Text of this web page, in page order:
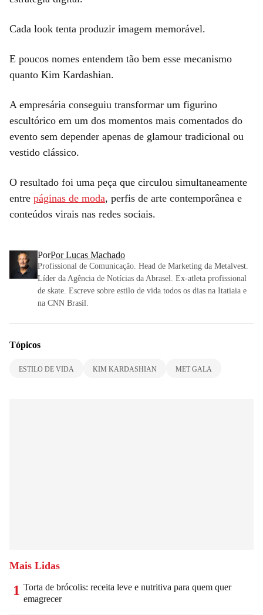
Cada look tenta produzir imagem memorável.
E poucos nomes entendem tão bem esse mecanismo
quanto Kim Kardashian.
A empresária conseguiu transformar um figurino
escultórico em um dos momentos mais comentados do
evento sem depender apenas de glamour tradicional ou
vestido clássico.
O resultado foi uma peça que circulou simultaneamente
entre páginas de moda, perfis de arte contemporânea e
conteúdos virais nas redes sociais.
PorPor Lucas Machado
Profissional de Comunicação. Head de Marketing da Metalvest.
Líder da Agência de Notícias da Abrasel. Ex-atleta profissional
de skate. Escreve sobre estilo de vida todos os dias na Itatiaia e
na CNN Brasil.
Tópicos
ESTILO DE VIDA KIM KARDASHIAN MET GALA
Mais Lidas
1 Torta de brócolis: receita leve e nutritiva para quem quer
emagrecer